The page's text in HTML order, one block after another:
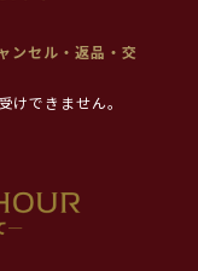
ンセル・返品・交
けできません。